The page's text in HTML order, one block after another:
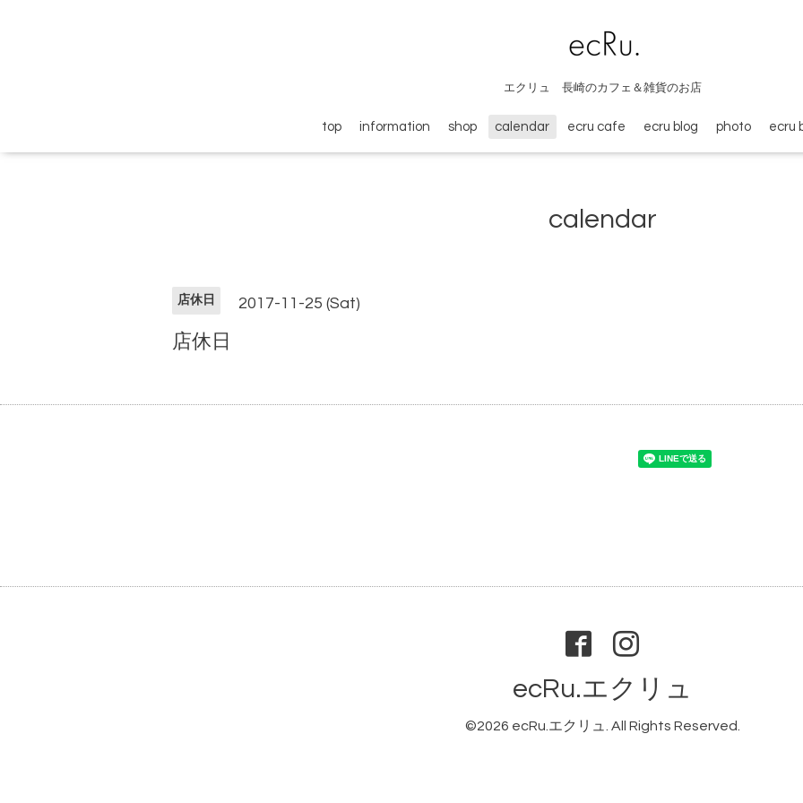
エクリュ 長崎のカフェ＆雑貨のお店
top information shop calendar ecru cafe ecru blog photo ecru
calendar
店休日 2017-11-25 (Sat)
店休日
ecRu.エクリュ
©2026 ecRu.エクリュ . All Rights Reserved.